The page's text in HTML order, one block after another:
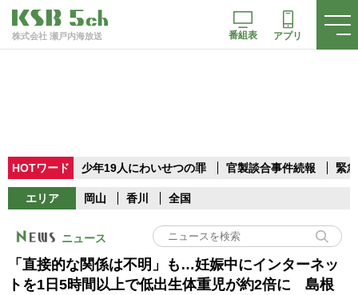
株式会社 瀬戸内海放送 番組表 アプリ
HOTワード 少年19人にわいせつの罪 官製談合事件続報 緊
エリア 岡山 香川 全国
ニュース
「直接的な関係は不明」も…妊娠中にインターネッ
トを1日5時間以上で低出生体重児が約2倍に 島根